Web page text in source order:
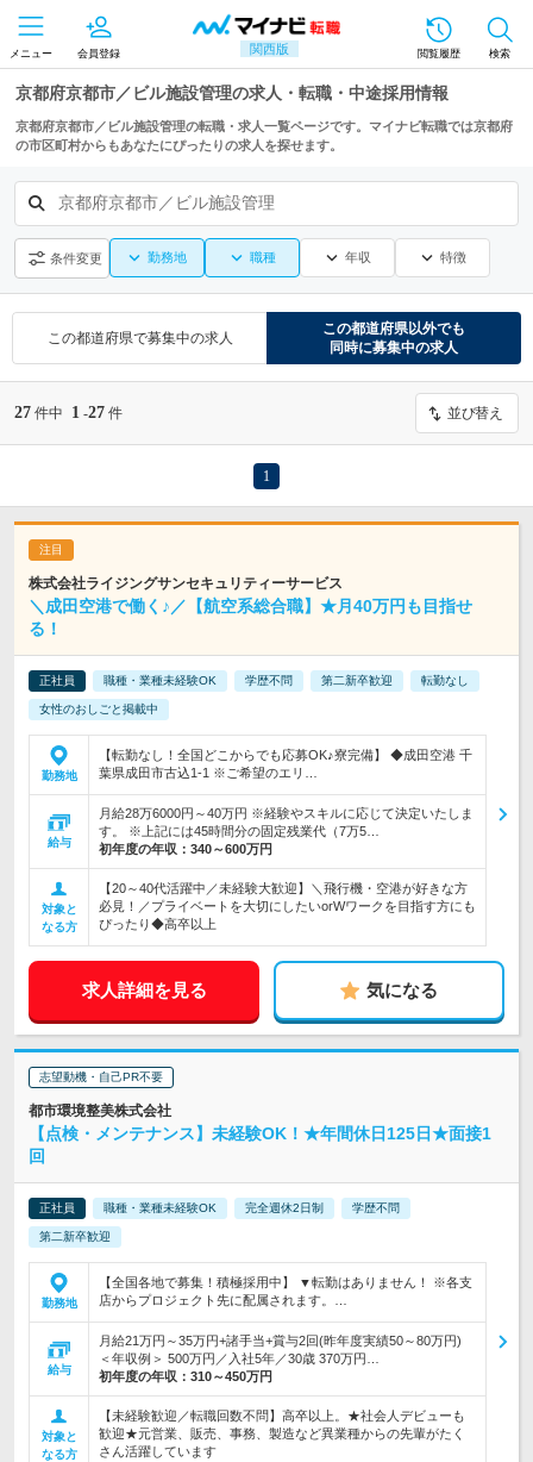
関西版
メニュー 会員登録 閲覧履歴 検索
京都府京都市／ビル施設管理の求人・転職・中途採用情報
京都府京都市／ビル施設管理の転職・求人一覧ページです。マイナビ転職では京都府
の市区町村からもあなたにぴったりの求人を探せます。
京都府京都市／ビル施設管理
条件変更 勤務地 職種 年収 特徴
この都道府県で募集中の求人
この都道府県以外でも
同時に募集中の求人
27 件中 1 -27 件 並び替え
1
株式会社ライジングサンセキュリティーサービス
＼成田空港で働く♪／【航空系総合職】★月40万円も目指せ
る！
正社員 職種・業種未経験OK 学歴不問 第二新卒歓迎 転勤なし
女性のおしごと掲載中
勤務地
【転勤なし！全国どこからでも応募OK♪寮完備】 ◆成田空港 千
葉県成田市古込1-1 ※ご希望のエリ…
給与
月給28万6000円～40万円 ※経験やスキルに応じて決定いたしま
す。 ※上記には45時間分の固定残業代（7万5…
初年度の年収： 340～600万円
対象と
なる方
【20～40代活躍中／未経験大歓迎】＼飛行機・空港が好きな方
必見！／プライベートを大切にしたいorWワークを目指す方にも
ぴったり◆高卒以上
求人詳細を見る 気になる
志望動機・自己PR不要
都市環境整美株式会社
【点検・メンテナンス】未経験OK！★年間休日125日★面接1
回
正社員 職種・業種未経験OK 完全週休2日制 学歴不問
第二新卒歓迎
勤務地
【全国各地で募集！積極採用中】 ▼転勤はありません！ ※各支
店からプロジェクト先に配属されます。…
給与
月給21万円～35万円+諸手当+賞与2回(昨年度実績50～80万円)
＜年収例＞ 500万円／入社5年／30歳 370万円…
初年度の年収： 310～450万円
対象と
なる方
【未経験歓迎／転職回数不問】高卒以上。★社会人デビューも
歓迎★元営業、販売、事務、製造など異業種からの先輩がたく
さん活躍しています